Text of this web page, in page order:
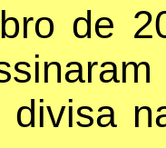
de
divisa